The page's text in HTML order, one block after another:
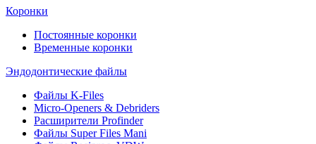
Коронки
Постоянные коронки
Временные коронки
Эндодонтические файлы
Файлы K-Files
Micro-Openers & Debriders
Расширители Profinder
Файлы Super Files Mani